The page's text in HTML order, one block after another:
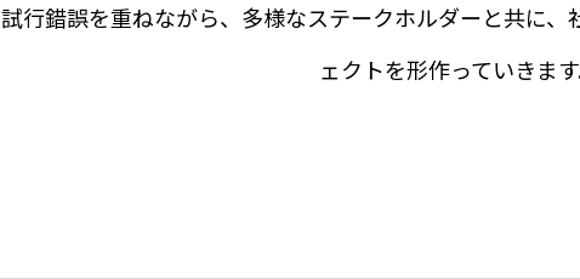
試行錯誤を重ねながら、多様なステークホルダーと共に
ェクトを形作っていきます